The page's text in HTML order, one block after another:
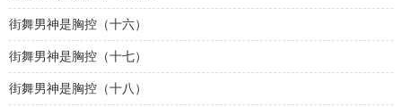
街舞男神是胸控（十六）
街舞男神是胸控（十七）
街舞男神是胸控（十八）